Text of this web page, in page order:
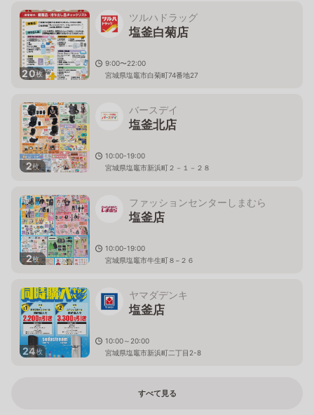
20枚
ツルハドラッグ
塩釜白菊店
9:00〜22:00
宮城県塩竈市白菊町74番地27
2枚
バースデイ
塩釜北店
10:00-19:00
宮城県塩竈市新浜町２－１－２８
2枚
ファッションセンターしまむら
塩釜店
10:00-19:00
宮城県塩竈市牛生町８−２６
24枚
ヤマダデンキ
塩釜店
10:00～20:00
宮城県塩竈市新浜町二丁目2-8
すべて見る